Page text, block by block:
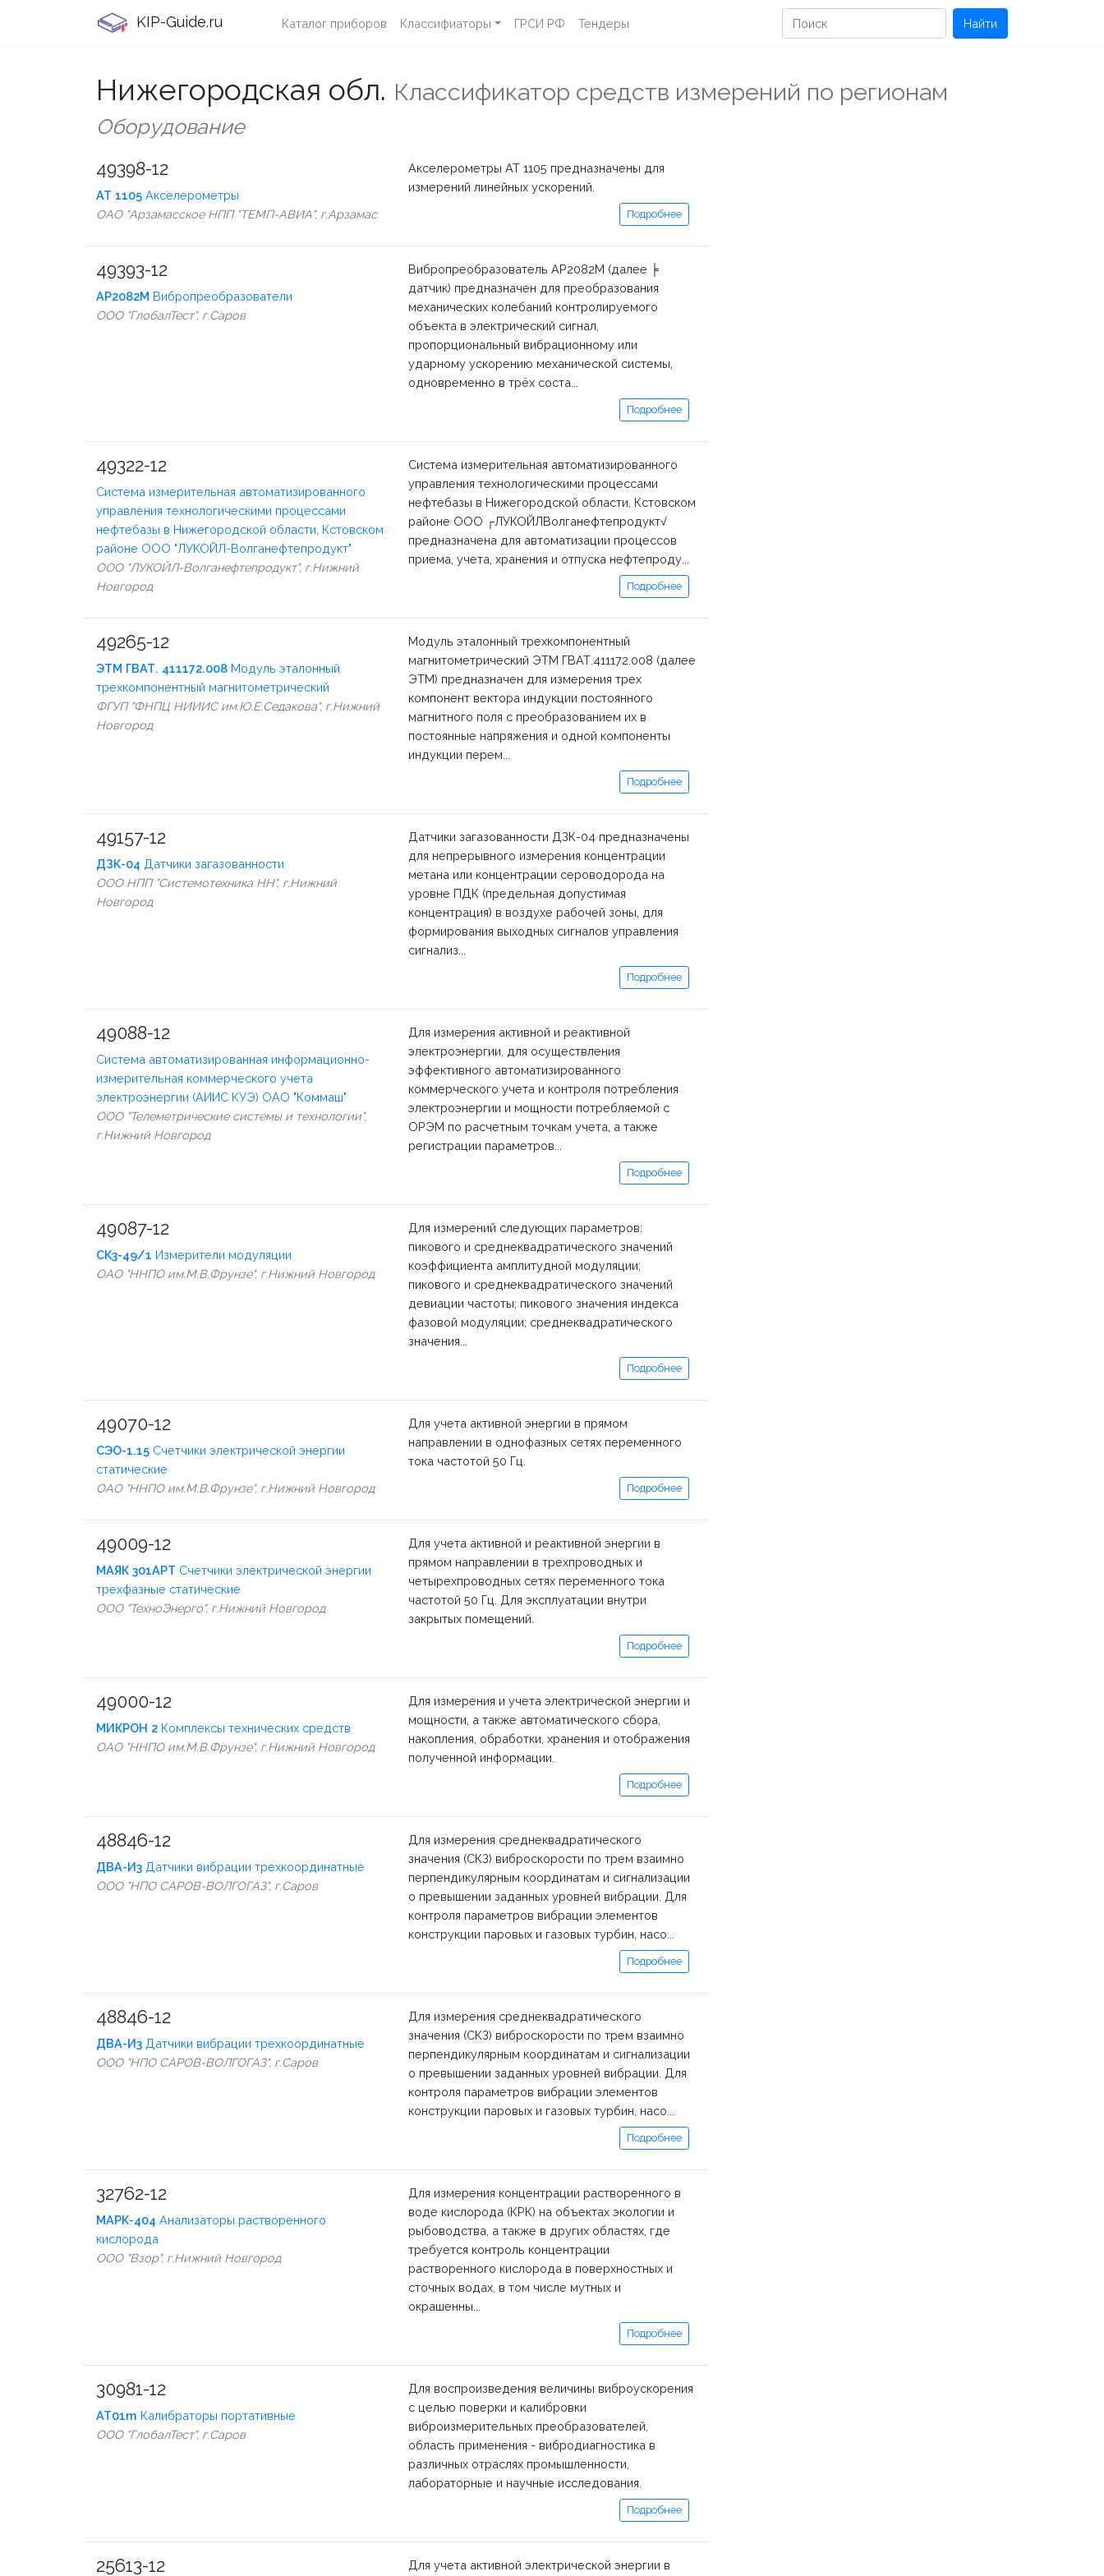
KIP-Guide.ru Каталог приборов Классифиаторы ГРСИ РФ Тендеры Найти
Нижегородская обл. Классификатор средств измерений по регионам
Оборудование
49398-12
АТ 1105 Акселерометры
ОАО "Арзамасское НПП "ТЕМП-АВИА", г.Арзамас
Акселерометры АТ 1105 предназначены для
измерений линейных ускорений.
Подробнее
49393-12
АР2082М Вибропреобразователи
ООО "ГлобалТест", г.Саров
Вибропреобразователь АР2082М (далее ╞
датчик) предназначен для преобразования
механических колебаний контролируемого
объекта в электрический сигнал,
пропорциональный вибрационному или
ударному ускорению механической системы,
одновременно в трёх соста...
Подробнее
49322-12
Система измерительная автоматизированного
управления технологическими процессами
нефтебазы в Нижегородской области, Кстовском
районе ООО "ЛУКОЙЛ-Волганефтепродукт"
ООО "ЛУКОЙЛ-Волганефтепродукт", г.Нижний
Новгород
Система измерительная автоматизированного
управления технологическими процессами
нефтебазы в Нижегородской области, Кстовском
районе ООО ┌ЛУКОЙЛВолганефтепродукт√
предназначена для автоматизации процессов
приема, учета, хранения и отпуска нефтепроду...
Подробнее
49265-12
ЭТМ ГВАТ. 411172.008 Модуль эталонный
трехкомпонентный магнитометрический
ФГУП "ФНПЦ НИИИС им.Ю.Е.Седакова", г.Нижний
Новгород
Модуль эталонный трехкомпонентный
магнитометрический ЭТМ ГВАТ.411172.008 (далее
ЭТМ) предназначен для измерения трех
компонент вектора индукции постоянного
магнитного поля с преобразованием их в
постоянные напряжения и одной компоненты
индукции перем...
Подробнее
49157-12
ДЗК-04 Датчики загазованности
ООО НПП "Системотехника НН", г.Нижний
Новгород
Датчики загазованности ДЗК-04 предназначены
для непрерывного измерения концентрации
метана или концентрации сероводорода на
уровне ПДК (предельная допустимая
концентрация) в воздухе рабочей зоны, для
формирования выходных сигналов управления
сигнализ...
Подробнее
49088-12
Система автоматизированная информационно-
измерительная коммерческого учета
электроэнергии (АИИС КУЭ) ОАО "Коммаш"
ООО "Телеметрические системы и технологии",
г.Нижний Новгород
Для измерения активной и реактивной
электроэнергии, для осуществления
эффективного автоматизированного
коммерческого учета и контроля потребления
электроэнергии и мощности потребляемой с
ОРЭМ по расчетным точкам учета, а также
регистрации параметров...
Подробнее
49087-12
СК3-49/1 Измерители модуляции
ОАО "ННПО им.М.В.Фрунзе", г.Нижний Новгород
Для измерений следующих параметров:
пикового и среднеквадратического значений
коэффициента амплитудной модуляции;
пикового и среднеквадратического значений
девиации частоты; пикового значения индекса
фазовой модуляции; среднеквадратического
значения...
Подробнее
49070-12
СЭО-1.15 Счетчики электрической энергии
статические
ОАО "ННПО им.М.В.Фрунзе", г.Нижний Новгород
Для учета активной энергии в прямом
направлении в однофазных сетях переменного
тока частотой 50 Гц.
Подробнее
49009-12
МАЯК 301АРТ Счетчики электрической энергии
трехфазные статические
ООО "ТехноЭнерго", г.Нижний Новгород
Для учета активной и реактивной энергии в
прямом направлении в трехпроводных и
четырехпроводных сетях переменного тока
частотой 50 Гц. Для эксплуатации внутри
закрытых помещений.
Подробнее
49000-12
МИКРОН 2 Комплексы технических средств
ОАО "ННПО им.М.В.Фрунзе", г.Нижний Новгород
Для измерения и учета электрической энергии и
мощности, а также автоматического сбора,
накопления, обработки, хранения и отображения
полученной информации.
Подробнее
48846-12
ДВА-И3 Датчики вибрации трехкоординатные
ООО "НПО САРОВ-ВОЛГОГАЗ", г.Саров
Для измерения среднеквадратического
значения (СКЗ) виброскорости по трем взаимно
перпендикулярным координатам и сигнализации
о превышении заданных уровней вибрации. Для
контроля параметров вибрации элементов
конструкции паровых и газовых турбин, насо...
Подробнее
48846-12
ДВА-И3 Датчики вибрации трехкоординатные
ООО "НПО САРОВ-ВОЛГОГАЗ", г.Саров
Для измерения среднеквадратического
значения (СКЗ) виброскорости по трем взаимно
перпендикулярным координатам и сигнализации
о превышении заданных уровней вибрации. Для
контроля параметров вибрации элементов
конструкции паровых и газовых турбин, насо...
Подробнее
32762-12
МАРК-404 Анализаторы растворенного
кислорода
ООО "Взор", г.Нижний Новгород
Для измерения концентрации растворенного в
воде кислорода (КРК) на объектах экологии и
рыбоводства, а также в других областях, где
требуется контроль концентрации
растворенного кислорода в поверхностных и
сточных водах, в том числе мутных и
окрашенны...
Подробнее
30981-12
АТ01m Калибраторы портативные
ООО "ГлобалТест", г.Саров
Для воспроизведения величины виброускорения
с целью поверки и калибровки
виброизмерительных преобразователей,
область применения - вибродиагностика в
различных отраслях промышленности,
лабораторные и научные исследования.
Подробнее
25613-12 Для учета активной электрической энергии в